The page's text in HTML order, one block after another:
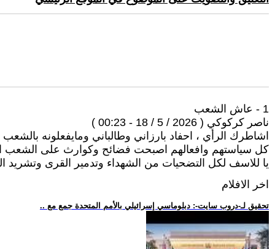
1 - عاش الشعب
ناصر كركوكي ( 2026 / 5 / 18 - 00:23 )
اشاطرك الرأي ، احفاد بارزاني وطالباني ومايفعلونه
كل سياستهم وافعالهم اصبحت فضائح وكوارث على الشعب
يا للاسف لكل التضحيات من الشهداء وتدمير القرى وتشريد
اخر الافلام
.. تحقيق لـ-دروب سايت-: دبلوماسي إسرائيلي بالأمم المتحدة جمع مع